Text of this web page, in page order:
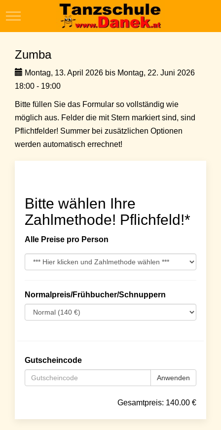
Mobile Menu Toggle
Zumba
Montag, 13. April 2026 bis Montag, 22. Juni 2026
18:00 - 19:00
Bitte füllen Sie das Formular so vollständig wie
möglich aus. Felder die mit Stern markiert sind, sind
Pflichtfelder! Summer bei zusätzlichen Optionen
werden automatisch errechnet!
Bitte wählen Ihre
Zahlmethode! Pflichfeld!*
Alle Preise pro Person
Normalpreis/Frühbucher/Schnuppern
Gutscheincode
Anwenden
Gesamtpreis: 140.00 €